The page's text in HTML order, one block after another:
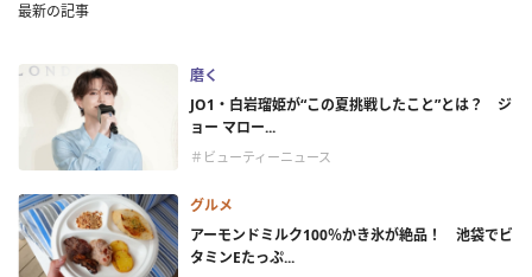
最新の記事
磨く
JO1・白岩瑠姫が“この夏挑戦したこと”とは？ ジ
ョー マロー...
＃ビューティーニュース
グルメ
アーモンドミルク100％かき氷が絶品！ 池袋でビ
タミンEたっぷ...